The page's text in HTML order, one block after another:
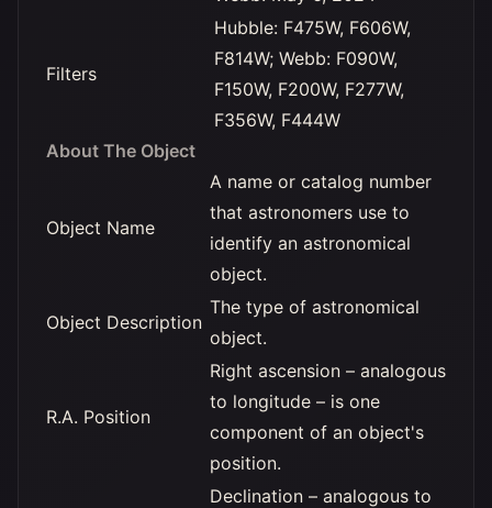
Filters
Hubble: F475W, F606W,
F814W; Webb: F090W,
F150W, F200W, F277W,
F356W, F444W
About The Object
Object Name
A name or catalog number
that astronomers use to
identify an astronomical
object.
Object Description
The type of astronomical
object.
R.A. Position
Right ascension – analogous
to longitude – is one
component of an object's
position.
Declination – analogous to